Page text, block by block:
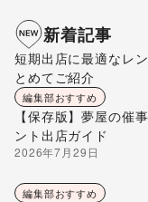
新着記事
短期出店に最適なレ
とめてご紹介
編集部おすすめ
【保存版】夢屋の催
ント出店ガイド
2026年7月29日
編集部おすすめ